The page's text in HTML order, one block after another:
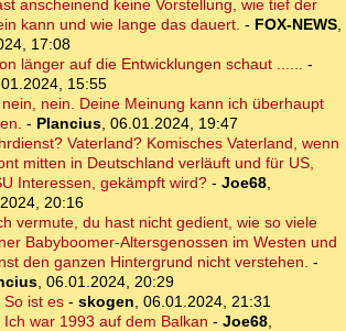
anscheinend keine Vorstellung, wie tief der
kann und wie lange das dauert. - FOX-NEWS,
17:08
länger auf die Entwicklungen schaut ...... -
15:55
nein, nein. Deine Meinung kann ich überhaupt
- Plancius, 06.01.2024, 19:47
Vaterland? Komisches Vaterland, wenn
mitten in Deutschland verläuft und für US,
Interessen, gekämpft wird? - Joe68,
20:16
vermute, du hast nicht gedient, wie so viele
Babyboomer-Altersgenossen im Westen und
den ganzen Hintergrund nicht verstehen. -
, 06.01.2024, 20:29
So ist es- skogen, 06.01.2024, 21:31
Ich war 1993 auf dem Balkan - Joe68,